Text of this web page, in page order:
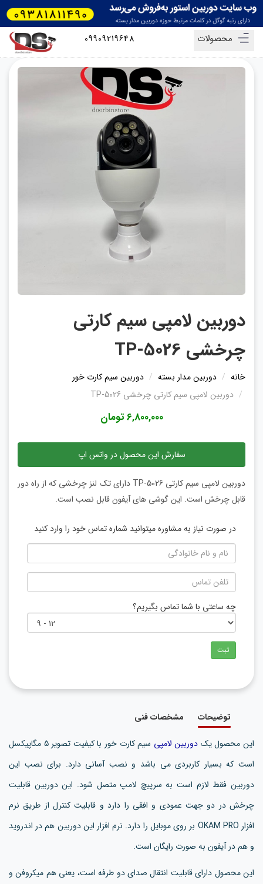
محصولات 09909219648
دوربین لامپی سیم کارتی
چرخشی TP-5026
خانه دوربین مدار بسته
دوربین سیم کارت خور
دوربین لامپی سیم کارتی چرخشی TP-5026
6,800,000 تومان
سفارش این محصول در واتس اپ
دوربین لامپی سیم کارتی TP-5026 دارای تک لنز چرخشی که از راه دور
قابل چرخش است. این گوشی های آیفون قابل نصب است.
در صورت نیاز به مشاوره میتوانید شماره تماس خود را وارد کنید
چه ساعتی با شما تماس بگیریم؟
ثبت
توضیحات مشخصات فنی
این محصول یک دوربین لامپی
سیم کارت خور با کیفیت تصویر 5 مگاپیکسل
است که بسیار کاربردی می باشد و نصب آسانی دارد. برای نصب این
دوربین فقط لازم است به سرپیچ لامپ متصل شود. این دوربین قابلیت
چرخش در دو جهت عمودی و افقی را دارد و قابلیت کنترل از طریق نرم
افزار OKAM PRO بر روی موبایل را دارد. نرم افزار این دوربین هم در اندروید
و هم در آیفون به صورت رایگان است.
این محصول دارای قابلیت انتقال صدای دو طرفه است، یعنی هم میکروفن و